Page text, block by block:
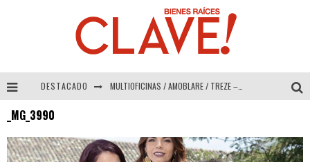
DESTACADO MULTIOFICINAS / AMOBLARE / TREZE – Especial Interiorismo & Decoración 2026
COLINEAL – Especial Interiorismo & Decoración 2026
_MG_3990